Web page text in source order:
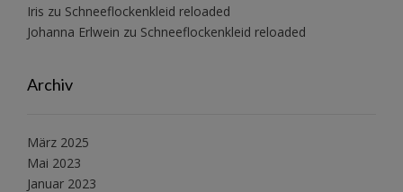
Iris zu Schneeflockenkleid reloaded
Johanna Erlwein zu Schneeflockenkleid reloaded
Archiv
März 2025
Mai 2023
Januar 2023